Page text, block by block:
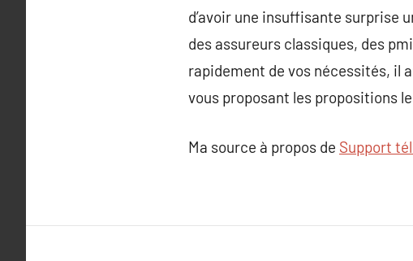
d’avoir une insuffisante surprise
des assureurs classiques, des
rapidement de vos nécessités, il
vous proposant les propositions
Ma source à propos de Support